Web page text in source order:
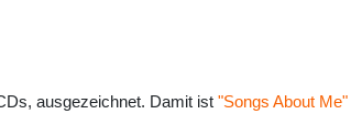
ausgezeichnet. Damit ist "Songs About Me"